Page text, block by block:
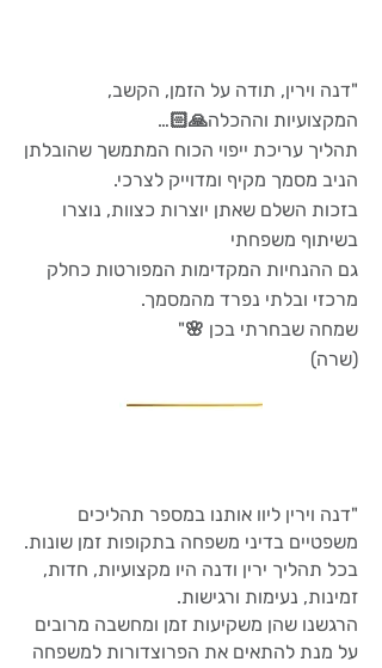
"דנה וירין, תודה על הזמן, הקשב,
המקצועיות וההכלה🙏🏻…
תהליך עריכת ייפוי הכוח המתמשך שהובלתן
הניב מסמך מקיף ומדוייק לצרכי.
בזכות השלם שאתן יוצרות כצוות, נוצרו
בשיתוף משפחתי
גם ההנחיות המקדימות המפורטות כחלק
מרכזי ובלתי נפרד מהמסמך.
שמחה שבחרתי בכן 🌸"
(שרה)
"דנה וירין ליוו אותנו במספר תהליכים
משפטיים בדיני משפחה בתקופות זמן שונות.
בכל תהליך ירין ודנה היו מקצועיות, חדות,
זמינות, נעימות ורגישות.
הרגשנו שהן משקיעות זמן ומחשבה מרובים
על מנת להתאים את הפרוצדורות למשפחה